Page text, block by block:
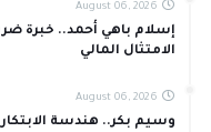
August 06, 2026
إسلام باهي أحمد.. خبرة
الامتثال المالي
August 06, 2026
وسيم بكر.. هندسة